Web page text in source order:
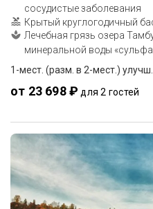
сосудистые заболевания
Крытый круглогодичный
Лечебная грязь озера
минеральной воды
1-мест. (разм. в 2-мест.) улучш.
от 23 698 ₽ для 2 гостей